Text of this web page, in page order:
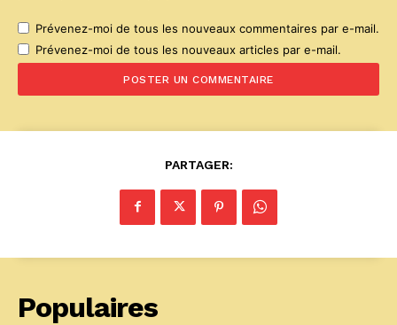
Prévenez-moi de tous les nouveaux commentaires par e-mail.
Prévenez-moi de tous les nouveaux articles par e-mail.
PARTAGER:
Populaires